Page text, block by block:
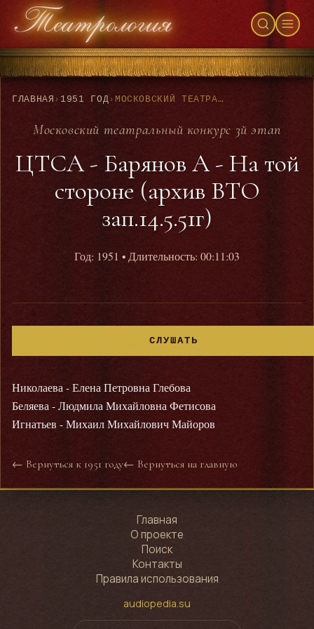
ГЛАВНАЯ › 1951 ГОД› МОСКОВСКИЙ ТЕАТРАЛЬНЫЙ КОНКУРС 3Й ЭТАП - ЦТСА - БАРЯНОВ А - НА ТОЙ СТОРОНЕ (АРХИВ ВТО ЗАП.14.5.51Г)
Московский театральный конкурс 3й этап
ЦТСА - Барянов А - На той
стороне (архив ВТО
зап.14.5.51г)
Год: 1951 • Длительность: 00:11:03
СЛУШАТЬ
Николаева - Елена Петровна Глебова
Беляева - Людмила Михайловна Фетисова
Игнатьев - Михаил Михайлович Майоров
← Вернуться к 1951 году← Вернуться на главную
Главная
О проекте
Поиск
Контакты
Правила использования
audiopedia.su